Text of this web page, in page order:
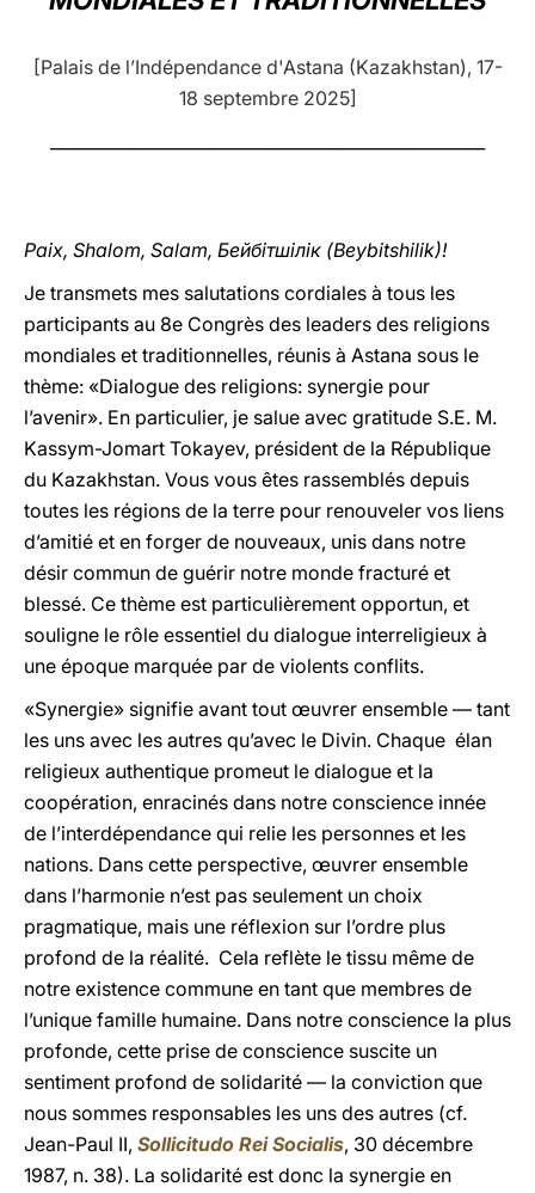
[Palais de l’Indépendance d'Astana (Kazakhstan), 17-
18 septembre 2025]
Paix, Shalom, Salam, Бейбітшілік (Beybitshilik)!
Je transmets mes salutations cordiales à tous les
participants au 8e Congrès des leaders des religions
mondiales et traditionnelles, réunis à Astana sous le
thème: «Dialogue des religions: synergie pour
l’avenir». En particulier, je salue avec gratitude S.E. M.
Kassym-Jomart Tokayev, président de la République
du Kazakhstan. Vous vous êtes rassemblés depuis
toutes les régions de la terre pour renouveler vos liens
d’amitié et en forger de nouveaux, unis dans notre
désir commun de guérir notre monde fracturé et
blessé. Ce thème est particulièrement opportun, et
souligne le rôle essentiel du dialogue interreligieux à
une époque marquée par de violents conflits.
«Synergie» signifie avant tout œuvrer ensemble — tant
les uns avec les autres qu’avec le Divin. Chaque élan
religieux authentique promeut le dialogue et la
coopération, enracinés dans notre conscience innée
de l’interdépendance qui relie les personnes et les
nations. Dans cette perspective, œuvrer ensemble
dans l’harmonie n’est pas seulement un choix
pragmatique, mais une réflexion sur l’ordre plus
profond de la réalité. Cela reflète le tissu même de
notre existence commune en tant que membres de
l’unique famille humaine. Dans notre conscience la plus
profonde, cette prise de conscience suscite un
sentiment profond de solidarité — la conviction que
nous sommes responsables les uns des autres (cf.
Jean-Paul II, Sollicitudo Rei Socialis, 30 décembre
1987, n. 38). La solidarité est donc la synergie en